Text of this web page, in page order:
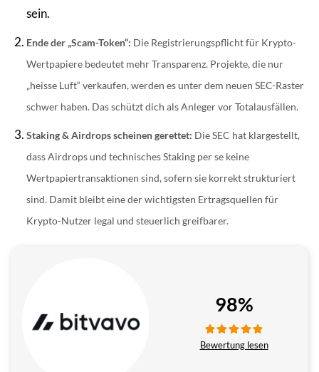
sein.
Ende der „Scam-Token“: Die Registrierungspflicht für Krypto-
Wertpapiere bedeutet mehr Transparenz. Projekte, die nur
„heisse Luft“ verkaufen, werden es unter dem neuen SEC-Raster
schwer haben. Das schützt dich als Anleger vor Totalausfällen.
Staking & Airdrops scheinen gerettet: Die SEC hat klargestellt,
dass Airdrops und technisches Staking per se keine
Wertpapiertransaktionen sind, sofern sie korrekt strukturiert
sind. Damit bleibt eine der wichtigsten Ertragsquellen für
Krypto-Nutzer legal und steuerlich greifbarer.
98%
Bewertung lesen